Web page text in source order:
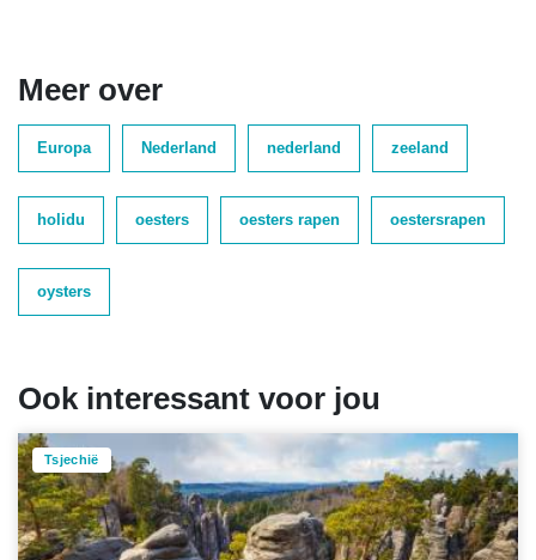
Meer over
Europa Nederland nederland zeeland
holidu oesters oesters rapen oestersrapen
oysters
Ook interessant voor jou
Tsjechië